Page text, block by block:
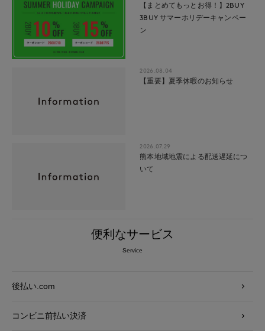
【まとめてもっとお得！】2BUY
3BUY サマーホリデーキャンペー
ン
2026.08.04
【重要】夏季休暇のお知らせ
2026.07.29
熊本地域地震による配送遅延につ
いて
便利なサービス
Service
後払い.com
コンビニ前払い決済